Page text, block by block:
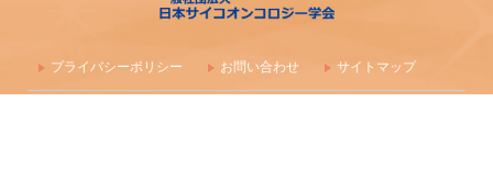
プライバシーポリシー お問い合わせ サイトマップ